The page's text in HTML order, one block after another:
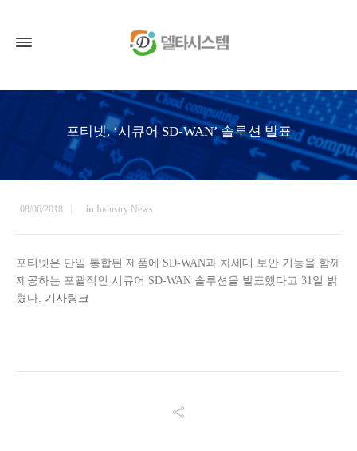
포티넷, ‘시큐어 SD-WAN’ 솔루션 발표
08/06/2018 in Industry News
포티넷은 단일 통합된 제품에 SD-WAN과 차세대 보안 기능을 함께
제공하는 포괄적인 시큐어 SD-WAN 솔루션을 발표했다고 31일 밝
혔다. 기사링크